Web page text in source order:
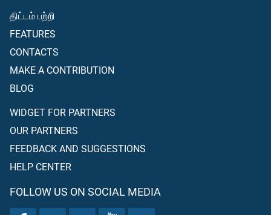
திட்டம் பற்றி
FEATURES
CONTACTS
MAKE A CONTRIBUTION
BLOG
WIDGET FOR PARTNERS
OUR PARTNERS
FEEDBACK AND SUGGESTIONS
HELP CENTER
FOLLOW US ON SOCIAL MEDIA